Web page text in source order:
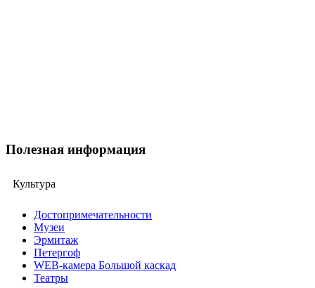
Полезная информация
Культура
Достопримечательности
Музеи
Эрмитаж
Петергоф
WEB-камера Большой каскад
Театры